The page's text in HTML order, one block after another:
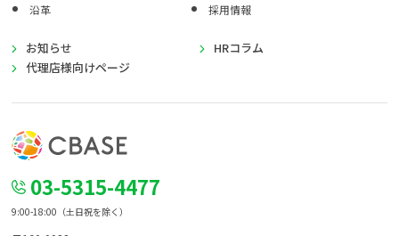
沿革
採用情報
お知らせ
HRコラム
代理店様向けページ
03-5315-4477
9:00-18:00（土日祝を除く）